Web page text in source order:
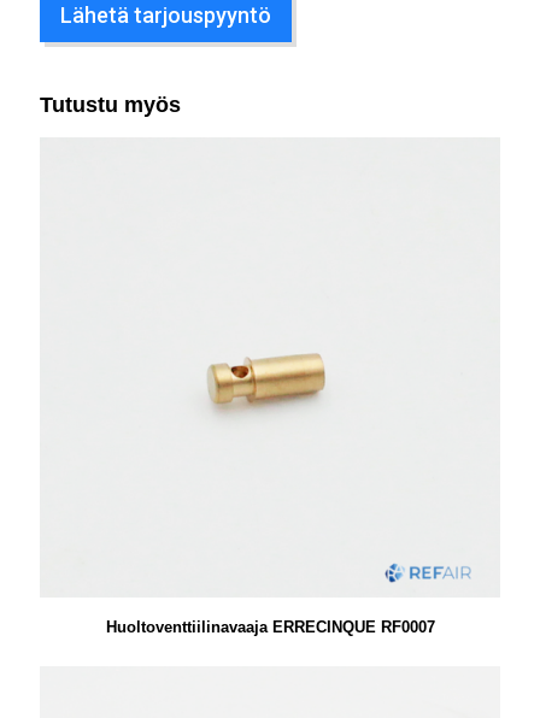
Lähetä tarjouspyyntö
Tutustu myös
Huoltoventtiilinavaaja ERRECINQUE RF0007